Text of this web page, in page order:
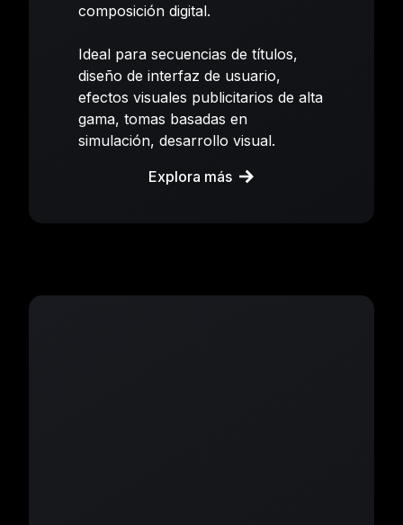
composición digital.
Ideal para secuencias de títulos,
diseño de interfaz de usuario,
efectos visuales publicitarios de alta
gama, tomas basadas en
simulación, desarrollo visual.
Explora más